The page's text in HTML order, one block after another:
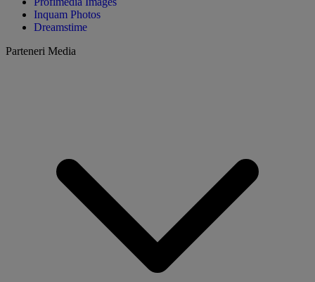
Inquam Photos
Dreamstime
Parteneri Media